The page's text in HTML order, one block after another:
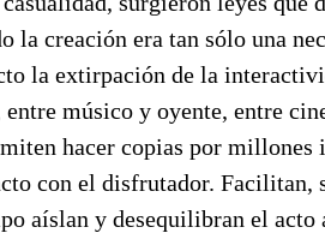
la creación era tan sólo una
la extirpación de la
músico y oyente, entre
hacer copias por millones
con el disfrutador.
aíslan y desequilibran el acto